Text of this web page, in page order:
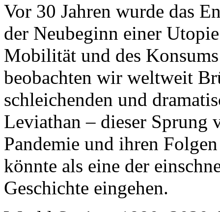
Vor 30 Jahren wurde das
der Neubeginn einer
Mobilität und des
beobachten wir weltweit
schleichenden und
Leviathan – dieser Sprung
Pandemie und ihren
könnte als eine der
Geschichte eingehen.